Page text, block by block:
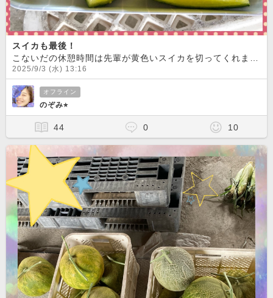
スイカも最後！
2025/9/3 (水) 13:16
オフライン
のぞみ⭐︎
44 0 10